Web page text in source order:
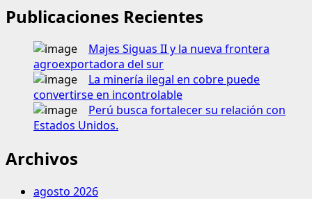
Publicaciones Recientes
Majes Siguas II y la nueva frontera
agroexportadora del sur
La minería ilegal en cobre puede
convertirse en incontrolable
Perú busca fortalecer su relación con
Estados Unidos.
Archivos
agosto 2026